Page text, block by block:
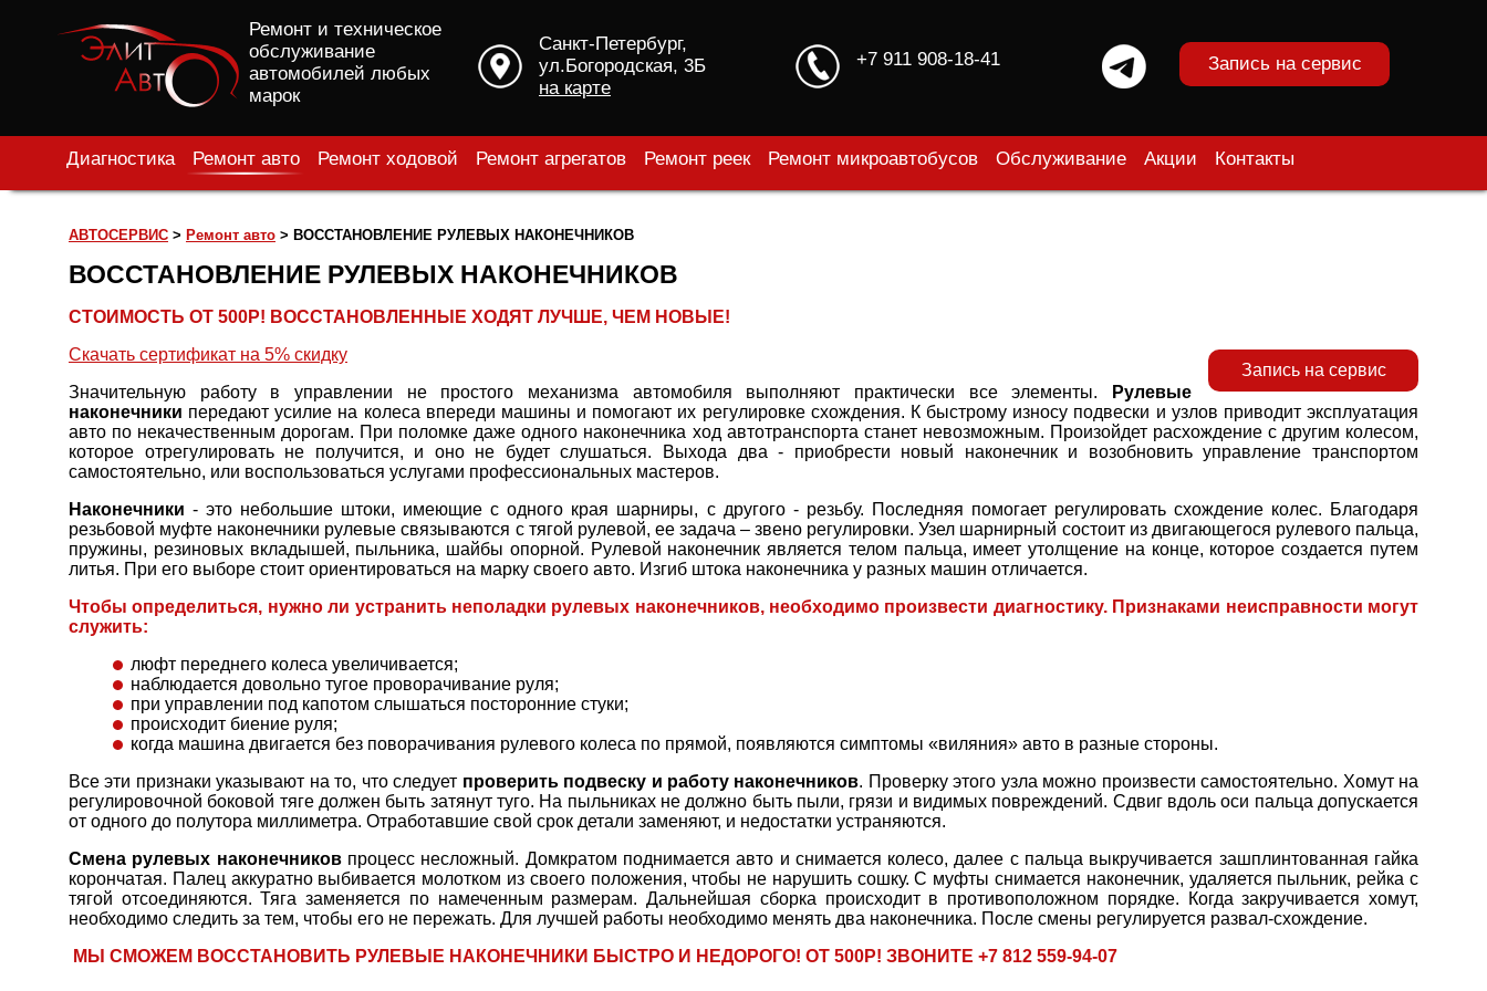
Ремонт и техническое
обслуживание
автомобилей любых
марок
Санкт-Петербург,
ул.Богородская, 3Б
на карте
+7 911 908-18-41 Запись на сервис
Диагностика Ремонт авто Ремонт ходовой Ремонт агрегатов Ремонт реек Ремонт микроавтобусов Обслуживание Акции Контакты
АВТОСЕРВИС > Ремонт авто > ВОССТАНОВЛЕНИЕ РУЛЕВЫХ НАКОНЕЧНИКОВ
ВОССТАНОВЛЕНИЕ РУЛЕВЫХ НАКОНЕЧНИКОВ
Запись на сервис
СТОИМОСТЬ ОТ 500Р! ВОССТАНОВЛЕННЫЕ ХОДЯТ ЛУЧШЕ, ЧЕМ НОВЫЕ!
Скачать сертификат на 5% скидку
Значительную работу в управлении не простого механизма автомобиля выполняют практически все элементы. Рулевые
наконечники передают усилие на колеса впереди машины и помогают их регулировке схождения. К быстрому износу подвески и узлов приводит эксплуатация
авто по некачественным дорогам. При поломке даже одного наконечника ход автотранспорта станет невозможным. Произойдет расхождение с другим колесом,
которое отрегулировать не получится, и оно не будет слушаться. Выхода два - приобрести новый наконечник и возобновить управление транспортом
самостоятельно, или воспользоваться услугами профессиональных мастеров.
Наконечники - это небольшие штоки, имеющие с одного края шарниры, с другого - резьбу. Последняя помогает регулировать схождение колес. Благодаря
резьбовой муфте наконечники рулевые связываются с тягой рулевой, ее задача – звено регулировки. Узел шарнирный состоит из двигающегося рулевого пальца,
пружины, резиновых вкладышей, пыльника, шайбы опорной. Рулевой наконечник является телом пальца, имеет утолщение на конце, которое создается путем
литья. При его выборе стоит ориентироваться на марку своего авто. Изгиб штока наконечника у разных машин отличается.
Чтобы определиться, нужно ли устранить неполадки рулевых наконечников, необходимо произвести диагностику. Признаками неисправности могут
служить:
люфт переднего колеса увеличивается;
наблюдается довольно тугое проворачивание руля;
при управлении под капотом слышаться посторонние стуки;
происходит биение руля;
когда машина двигается без поворачивания рулевого колеса по прямой, появляются симптомы «виляния» авто в разные стороны.
Все эти признаки указывают на то, что следует проверить подвеску и работу наконечников. Проверку этого узла можно произвести самостоятельно. Хомут на
регулировочной боковой тяге должен быть затянут туго. На пыльниках не должно быть пыли, грязи и видимых повреждений. Сдвиг вдоль оси пальца допускается
от одного до полутора миллиметра. Отработавшие свой срок детали заменяют, и недостатки устраняются.
Смена рулевых наконечниковпроцесс несложный. Домкратом поднимается авто и снимается колесо, далее с пальца выкручивается зашплинтованная гайка
корончатая. Палец аккуратно выбивается молотком из своего положения, чтобы не нарушить сошку. С муфты снимается наконечник, удаляется пыльник, рейка с
тягой отсоединяются. Тяга заменяется по намеченным размерам. Дальнейшая сборка происходит в противоположном порядке. Когда закручивается хомут,
необходимо следить за тем, чтобы его не пережать. Для лучшей работы необходимо менять два наконечника. После смены регулируется развал-схождение.
МЫ СМОЖЕМ ВОССТАНОВИТЬ РУЛЕВЫЕ НАКОНЕЧНИКИ БЫСТРО И НЕДОРОГО! ОТ 500Р! ЗВОНИТЕ +7 812 559-94-07